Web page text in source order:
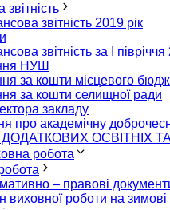
звітність 2019 рік
звітність за І
НУШ
за кошти місцевого
за кошти селищної ради
закладу
про академічну
ДОДАТКОВИХ ОСВІТНІХ
робота
– правові
виховної роботи на зимові